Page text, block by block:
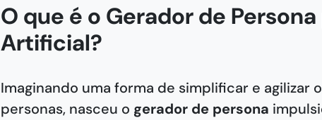
O que é o Gerador de
Artificial?
Imaginando uma forma de simplificar e agilizar
personas, nasceu o gerador de persona